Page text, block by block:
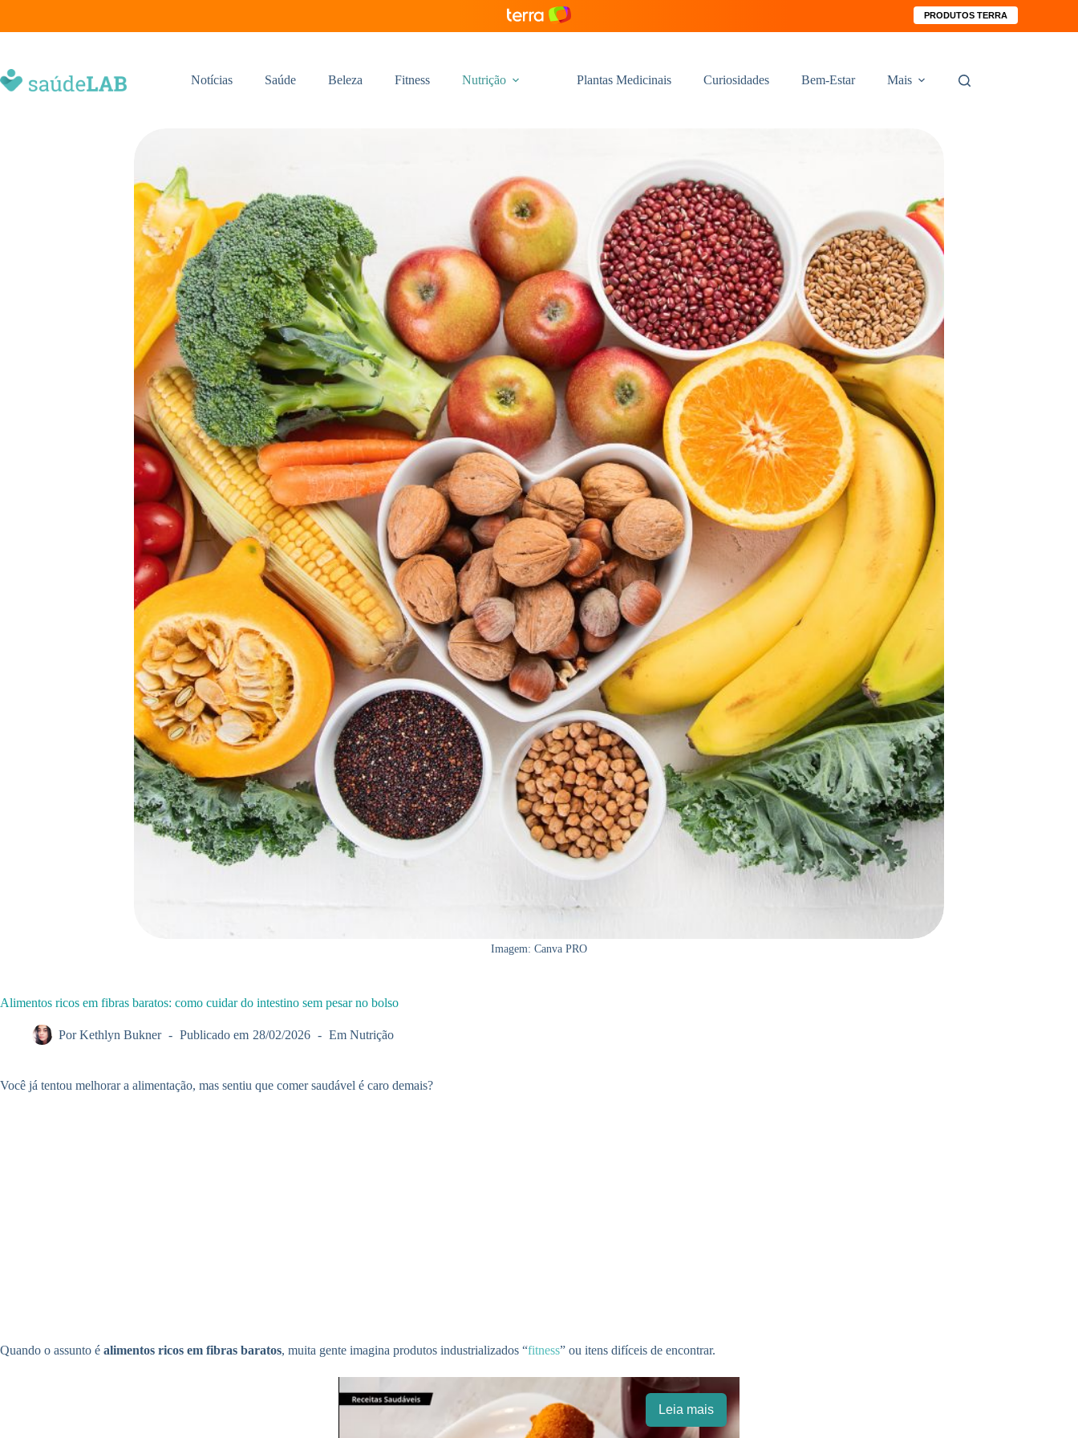
PRODUTOS TERRA
Notícias Saúde Beleza Fitness Nutrição Plantas Medicinais Curiosidades Bem-Estar Mais
Imagem: Canva PRO
Alimentos ricos em fibras baratos: como cuidar do intestino sem pesar no bolso
Por Kethlyn Bukner Publicado em 28/02/2026 Em Nutrição
Você já tentou melhorar a alimentação, mas sentiu que comer saudável é caro demais?
Quando o assunto é alimentos ricos em fibras baratos, muita gente imagina produtos industrializados “fitness” ou itens difíceis de encontrar.
Leia mais